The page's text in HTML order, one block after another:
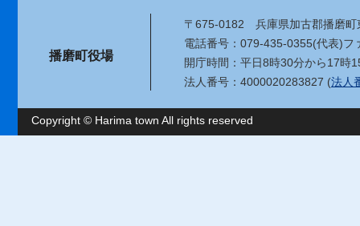
播磨町役場
〒675-0182 兵庫県加古郡播磨
電話番号：079-435-0355(代表)フ
開庁時間：平日8時30分から17時
法人番号：4000020283827 (法人
Copyright © Harima town All rights reserved